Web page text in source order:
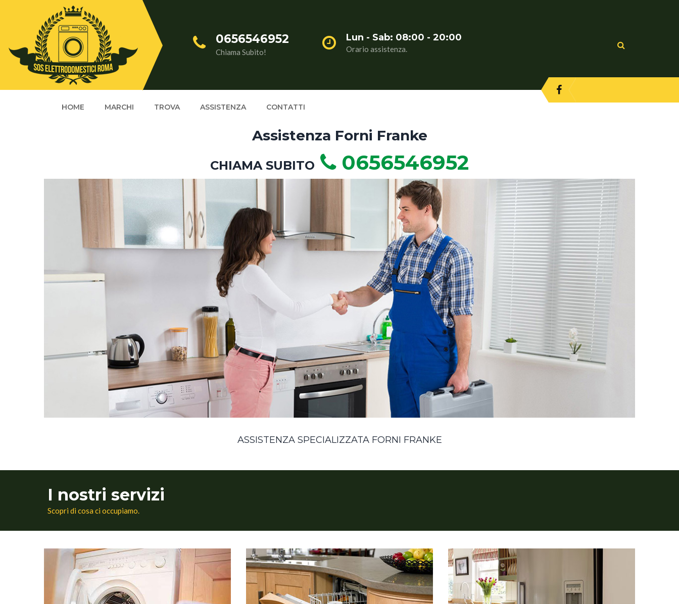
0656546952
Chiama Subito!
Lun - Sab: 08:00 - 20:00
Orario assistenza.
HOME MARCHI TROVA ASSISTENZA CONTATTI
Assistenza Forni Franke
CHIAMA SUBITO 0656546952
ASSISTENZA SPECIALIZZATA FORNI FRANKE
I nostri servizi
Scopri di cosa ci occupiamo.